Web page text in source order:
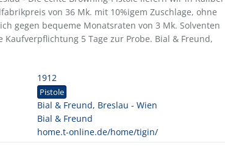
von 36 Mk. mit 10%igem Zuschlage, ohne
gegen bequeme Monatsraten von 3 Mk. Solventen
Kaufverpflichtung 5 Tage zur Probe. Bial & Freund,
1912
Pistole
Bial & Freund, Breslau - Wien
Bial & Freund
home.t-online.de/home/tigin/